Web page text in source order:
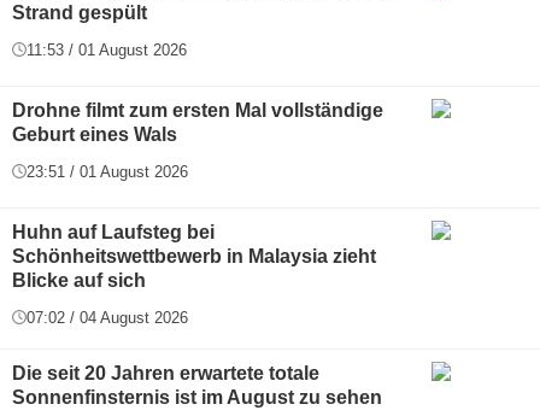
Strand gespült
11:53 / 01 August 2026
Drohne filmt zum ersten Mal vollständige
Geburt eines Wals
23:51 / 01 August 2026
Huhn auf Laufsteg bei
Schönheitswettbewerb in Malaysia zieht
Blicke auf sich
07:02 / 04 August 2026
Die seit 20 Jahren erwartete totale
Sonnenfinsternis ist im August zu sehen